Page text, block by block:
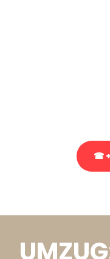
☎